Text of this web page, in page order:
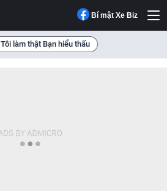
Bí mật Xe Biz
Tôi làm thật Bạn hiểu thấu